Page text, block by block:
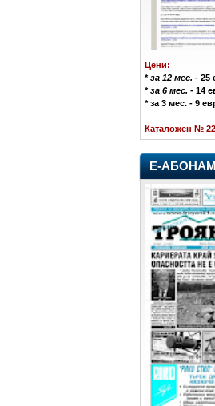
Цени:
*за 12 мес. - 25
*за 6 мес. - 14
* за 3 мес. - 9
Каталожен №
Е-